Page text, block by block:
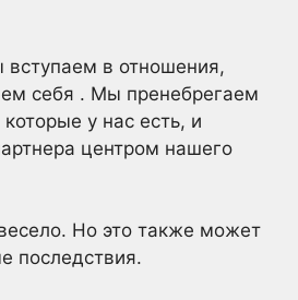
вступаем в отношения,
себя . Мы пренебрегаем
у нас есть, и
центром нашего
Но это также может
последствия.